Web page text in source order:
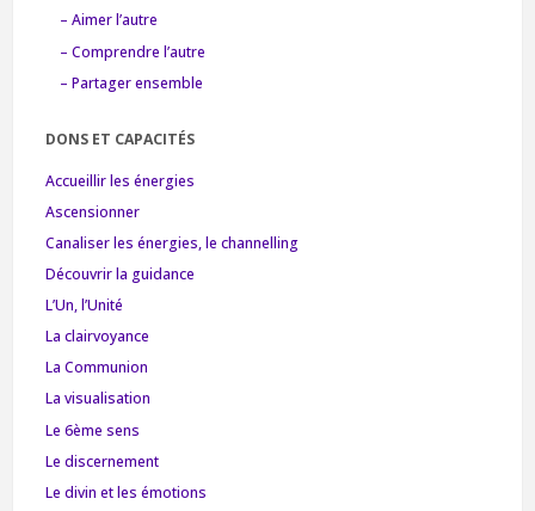
– Aimer l’autre
– Comprendre l’autre
– Partager ensemble
DONS ET CAPACITÉS
Accueillir les énergies
Ascensionner
Canaliser les énergies, le channelling
Découvrir la guidance
L’Un, l’Unité
La clairvoyance
La Communion
La visualisation
Le 6ème sens
Le discernement
Le divin et les émotions